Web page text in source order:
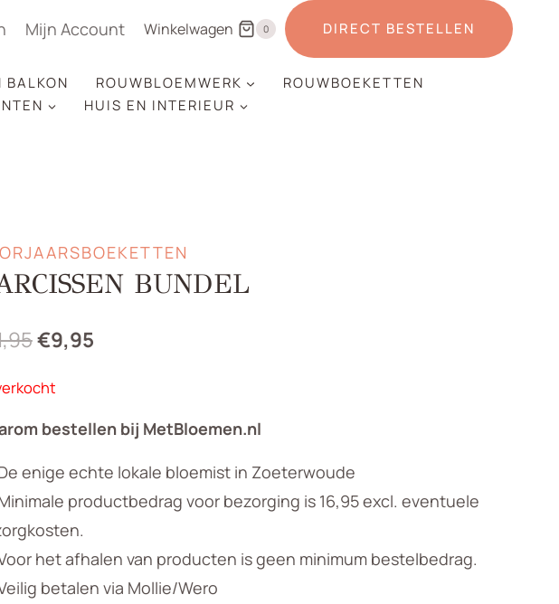
Mijn Account Winkelwagen 0 DIRECT BESTELLEN
BALKON ROUWBLOEMWERK
ROUWBOEKETTEN
HUIS EN INTERIEUR
BUNDEL
Oorspronkelijke
was:
€11,95.
€9,95Huidige
€9,95.
bestellen bij MetBloemen.nl
enige echte lokale bloemist in Zoeterwoude
productbedrag voor bezorging is 16,95 excl. eventuele
het afhalen van producten is geen minimum bestelbedrag.
betalen via Mollie/Wero